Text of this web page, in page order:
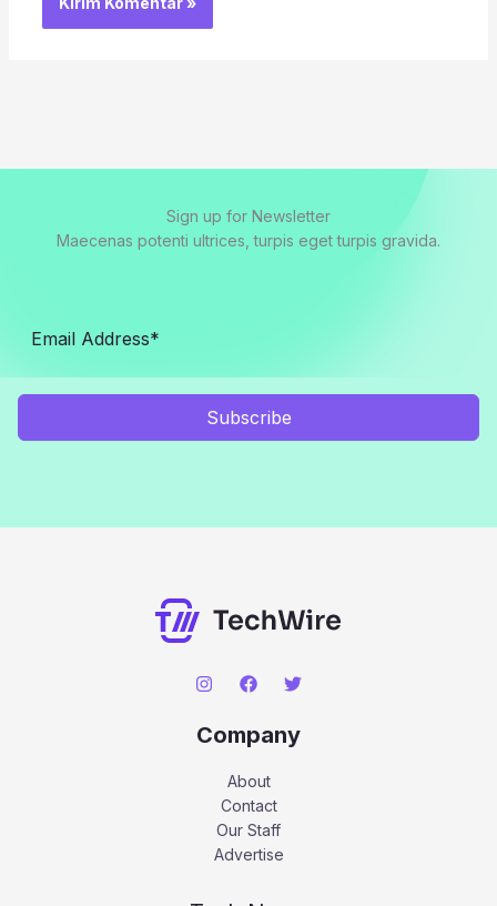
Sign up for Newsletter
Maecenas potenti ultrices, turpis eget turpis gravida.
Subscribe
Company
About
Contact
Our Staff
Advertise